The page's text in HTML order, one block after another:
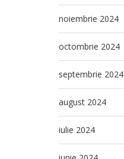
noiembrie 2024
octombrie 2024
septembrie 2024
august 2024
iulie 2024